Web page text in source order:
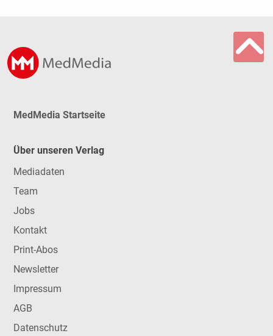
MedMedia Startseite
Über unseren Verlag
Mediadaten
Team
Jobs
Kontakt
Print-Abos
Newsletter
Impressum
AGB
Datenschutz